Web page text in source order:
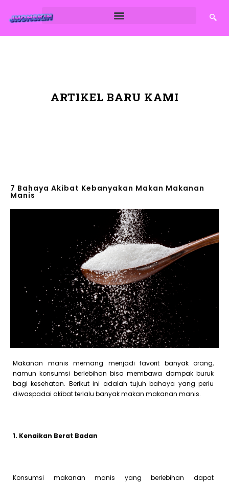
ARTIKEL BARU KAMI
7 Bahaya Akibat Kebanyakan Makan Makanan
Manis
Makanan manis memang menjadi favorit banyak orang,
namun konsumsi berlebihan bisa membawa dampak buruk
bagi kesehatan. Berikut ini adalah tujuh bahaya yang perlu
diwaspadai akibat terlalu banyak makan makanan manis.
1. Kenaikan Berat Badan
Konsumsi makanan manis yang berlebihan dapat